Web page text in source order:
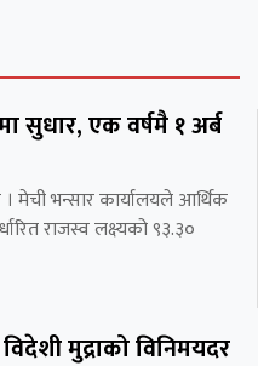
सुधार, एक वर्षमै १ अर्ब
मेची भन्सार कार्यालयले आर्थिक
राजस्व लक्ष्यको ९३.३०
मुद्राको विनिमयदर